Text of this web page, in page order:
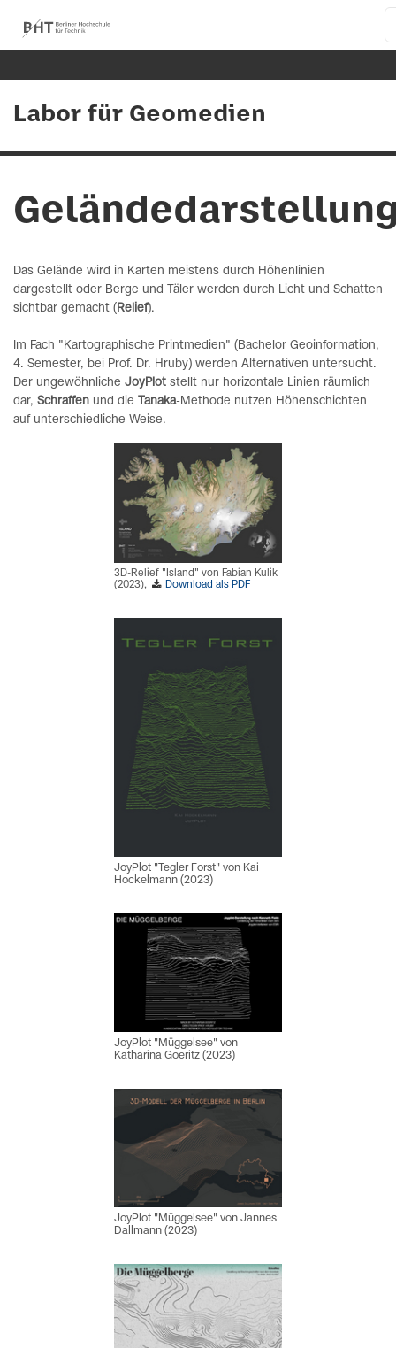
Labor für Geomedien
Das Gelände wird in Karten meistens durch Höhenlinien
dargestellt oder Berge und Täler werden durch Licht und Schatten
sichtbar gemacht ( Relief).
Im Fach "Kartographische Printmedien" (Bachelor Geoinformation,
4. Semester, bei Prof. Dr. Hruby) werden Alternativen untersucht.
Der ungewöhnliche JoyPlot stellt nur horizontale Linien räumlich
dar, Schraffen und die Tanaka-Methode nutzen Höhenschichten
auf unterschiedliche Weise.
3D-Relief "Island" von Fabian Kulik
(2023),
Download als PDF
JoyPlot "Tegler Forst" von Kai
Hockelmann (2023)
JoyPlot "Müggelsee" von
Katharina Goeritz (2023)
JoyPlot "Müggelsee" von Jannes
Dallmann (2023)